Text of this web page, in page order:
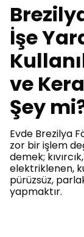
İşe
ve
Şey
Evde Brezilya
zor bir işlem
demek;
elektriklenen,
pürüzsüz,
yapmaktır.